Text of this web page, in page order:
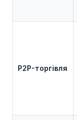
P2P-торгівля